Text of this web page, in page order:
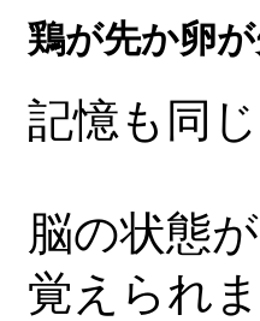
鶏が先か卵が
記憶も同
脳の状態
覚えられま